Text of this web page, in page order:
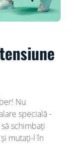
Nu
specială -
schimbați
mutați-l în